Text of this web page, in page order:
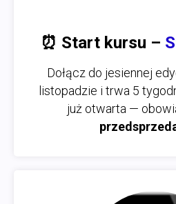
⏰ Start kursu –
Dołącz do jesiennej
listopadzie i trwa 5
już otwarta —